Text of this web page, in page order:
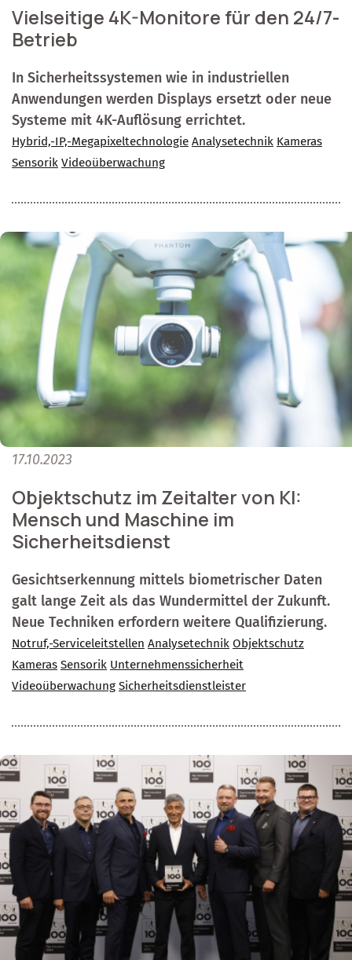
Vielseitige 4K-Monitore für den 24/7-
Betrieb
In Sicherheitssystemen wie in industriellen
Anwendungen werden Displays ersetzt oder neue
Systeme mit 4K-Auflösung errichtet.
Hybrid,-IP,-Megapixeltechnologie Analysetechnik Kameras
Sensorik Videoüberwachung
17.10.2023
Objektschutz im Zeitalter von KI:
Mensch und Maschine im
Sicherheitsdienst
Gesichtserkennung mittels biometrischer Daten
galt lange Zeit als das Wundermittel der Zukunft.
Neue Techniken erfordern weitere Qualifizierung.
Notruf,-Serviceleitstellen Analysetechnik Objektschutz
Kameras Sensorik Unternehmenssicherheit
Videoüberwachung Sicherheitsdienstleister